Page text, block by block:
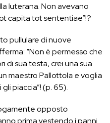
luterana. Non avevano
capita tot sententiae”!?
pullulare di nuove
“Non è permesso che
di sua testa, crei una sua
maestro Pallottola e voglia
piaccia”! (p. 65).
opposto
prima vestendo i panni